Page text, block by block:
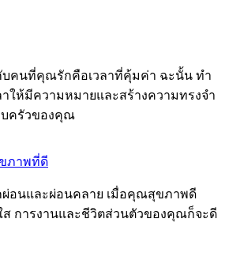
บคนที่คุณรักคือเวลาที่คุ้มค่า ฉะนั้น ทำ
าให้มีความหมายและสร้างความทรงจำ
ครัวของคุณ
ภาพที่ดี
ผ่อนและผ่อนคลาย เมื่อคุณสุขภาพดี
ส การงานและชีวิตส่วนตัวของคุณก็จะดี